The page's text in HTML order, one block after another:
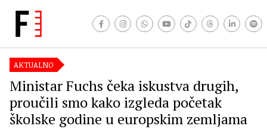
AKTUALNO
Ministar Fuchs čeka iskustva drugih,
proučili smo kako izgleda početak
školske godine u europskim zemljama